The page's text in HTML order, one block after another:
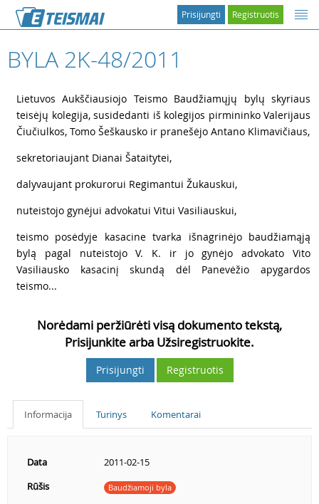
Registruotis
Prisijungti
BYLA 2K-48/2011
Lietuvos Aukščiausiojo Teismo Baudžiamųjų bylų skyriaus
teisėjų kolegija, susidedanti iš kolegijos pirmininko Valerijaus
Čiučiulkos, Tomo Šeškausko ir pranešėjo Antano Klimavičiaus,
sekretoriaujant Dianai Šataitytei,
dalyvaujant prokurorui Regimantui Žukauskui,
nuteistojo gynėjui advokatui Vitui Vasiliauskui,
teismo posėdyje kasacine tvarka išnagrinėjo baudžiamąją
bylą pagal nuteistojo V. K. ir jo gynėjo advokato Vito
Vasiliausko kasacinį skundą dėl Panevėžio apygardos
teismo...
Norėdami peržiūrėti visą dokumento tekstą,
Prisijunkite arba Užsiregistruokite.
Prisijungti Registruotis
Informacija Turinys Komentarai
Data
2011-02-15
Rūšis
Baudžiamoji byla